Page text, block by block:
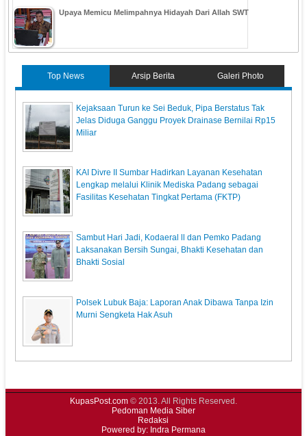
Upaya Memicu Melimpahnya Hidayah Dari Allah SWT
Top News Arsip Berita Galeri Photo
Kejaksaan Turun ke Sei Beduk, Pipa Berstatus Tak
Jelas Diduga Ganggu Proyek Drainase Bernilai Rp15
Miliar
KAI Divre II Sumbar Hadirkan Layanan Kesehatan
Lengkap melalui Klinik Mediska Padang sebagai
Fasilitas Kesehatan Tingkat Pertama (FKTP)
Sambut Hari Jadi, Kodaeral ll dan Pemko Padang
Laksanakan Bersih Sungai, Bhakti Kesehatan dan
Bhakti Sosial
Polsek Lubuk Baja: Laporan Anak Dibawa Tanpa Izin
Murni Sengketa Hak Asuh
KupasPost.com© 2013. All Rights Reserved.
Pedoman Media Siber
Redaksi
Powered by: Indra Permana